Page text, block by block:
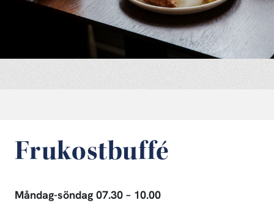
Frukostbuffé
Måndag-söndag 07.30 – 10.00